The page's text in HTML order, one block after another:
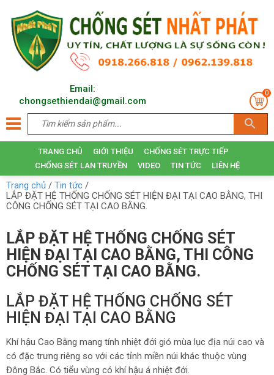
Email:
chongsethiendai@gmail.com
0
TRANG CHỦ GIỚI THIỆU
CHỐNG SÉT TRỰC TIẾP
CHỐNG SÉT LAN TRUYỀN
VIDEO TIN TỨC LIÊN HỆ
Trang chủ / Tin tức /
LẮP ĐẶT HỆ THỐNG CHỐNG SÉT HIỆN ĐẠI TẠI CAO BẰNG, THI
CÔNG CHỐNG SÉT TẠI CAO BẰNG.
LẮP ĐẶT HỆ THỐNG CHỐNG SÉT
HIỆN ĐẠI TẠI CAO BẰNG, THI CÔNG
CHỐNG SÉT TẠI CAO BẰNG.
LẮP ĐẶT HỆ THỐNG CHỐNG SÉT
HIỆN ĐẠI TẠI CAO BẰNG
Khí hậu Cao Bằng mang tính nhiệt đới gió mùa lục địa núi cao và
có đặc trưng riêng so với các tỉnh miền núi khác thuộc vùng
Đông Bắc. Có tiểu vùng có khí hậu á nhiệt đới.